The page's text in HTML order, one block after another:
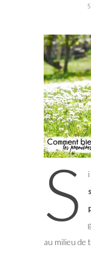
S
au milieu de